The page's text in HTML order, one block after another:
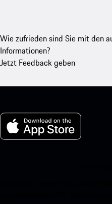
Wie zufrieden sind Sie mit den
Informationen?
Jetzt Feedback geben